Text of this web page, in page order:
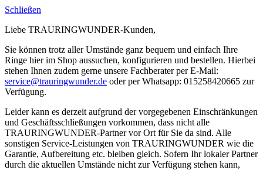
Schließen
Liebe TRAURINGWUNDER-Kunden,
Sie können trotz aller Umstände ganz bequem und einfach Ihre
Ringe hier im Shop aussuchen, konfigurieren und bestellen. Hierbei
stehen Ihnen zudem gerne unsere Fachberater per E-Mail:
service@trauringwunder.de oder per Whatsapp: 015258420665 zur
Verfügung.
Leider kann es derzeit aufgrund der vorgegebenen Einschränkungen
und Geschäftsschließungen vorkommen, dass nicht alle
TRAURINGWUNDER-Partner vor Ort für Sie da sind. Alle
sonstigen Service-Leistungen von TRAURINGWUNDER wie die
Garantie, Aufbereitung etc. bleiben gleich. Sofern Ihr lokaler Partner
durch die aktuellen Umstände nicht zur Verfügung stehen kann,